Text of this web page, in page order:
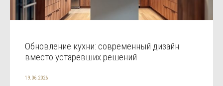
Обновление кухни: современный дизайн
вместо устаревших решений
19.06.2026